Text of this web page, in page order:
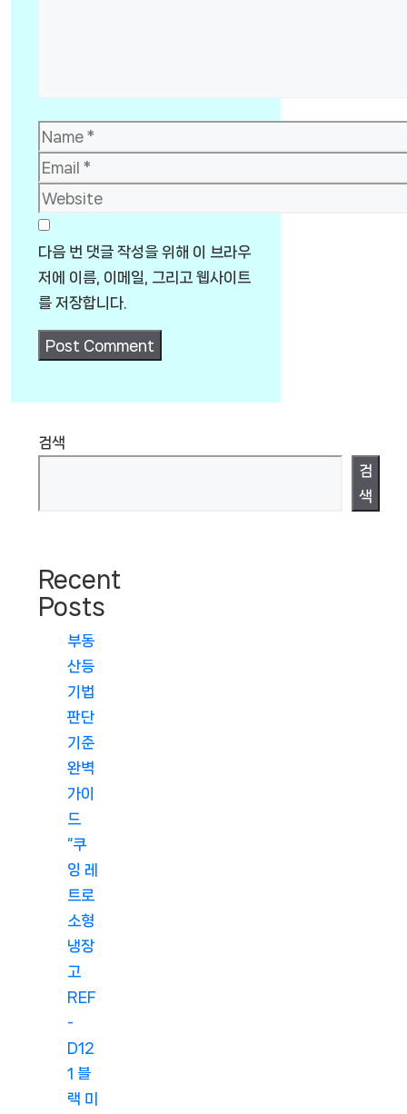
Name
Email
Website
다음 번 댓글 작성을 위해 이 브라우
저에 이름, 이메일, 그리고 웹사이트
를 저장합니다.
검색
검
색
Recent
Posts
부동
산등
기법
판단
기준
완벽
가이
드
“쿠
잉 레
트로
소형
냉장
고
REF
-
D12
1 블
랙 미